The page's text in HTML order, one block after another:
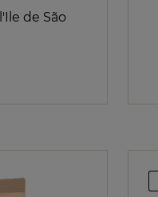
de São